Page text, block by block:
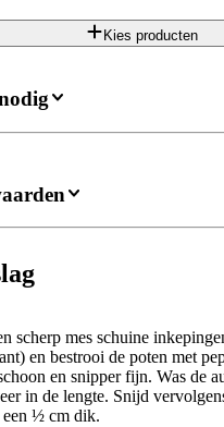
Kies producten
scherp mes schuine
en bestrooi de poten met
en snipper fijn. Was de
in de lengte. Snijd
½ cm dik.